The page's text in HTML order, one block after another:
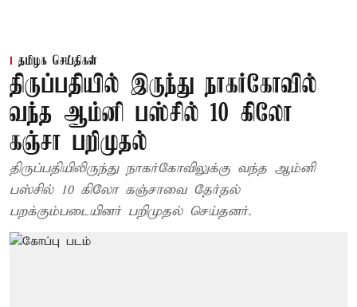
தமிழக செய்திகள்
திருப்பதியில் இருந்து நாகர்கோவில்
வந்த ஆம்னி பஸ்சில் 10 கிலோ
கஞ்சா பறிமுதல்
திருப்பதியிலிருந்து நாகர்கோவிலுக்கு வந்த ஆம்னி
பஸ்சில் 10 கிலோ கஞ்சாவை தேர்தல்
பறக்கும்படையினர் பறிமுதல் செய்தனர்.